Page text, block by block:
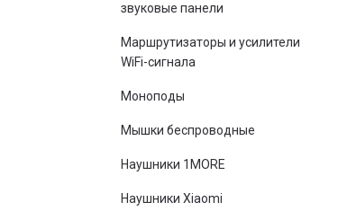
звуковые панели
Маршрутизаторы и усилители
WiFi-сигнала
Моноподы
Мышки беспроводные
Наушники 1MORE
Наушники Xiaomi